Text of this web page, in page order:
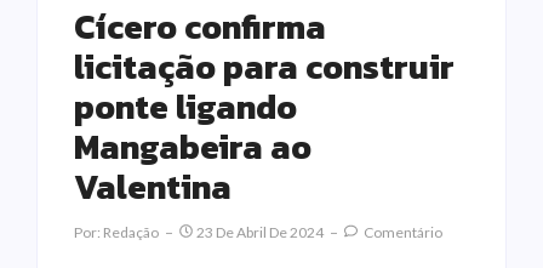
Cícero confirma
licitação para construir
ponte ligando
Mangabeira ao
Valentina
Por: Redação 23 De Abril De 2024 Comentário